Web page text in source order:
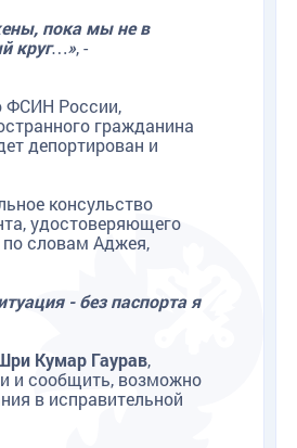
пока мы не в
круг…», -
ФСИН России,
гражданина
депортирован и
консульство
удостоверяющего
словам Аджея,
- без паспорта я
Кумар Гаурав,
и сообщить, возможно
в исправительной